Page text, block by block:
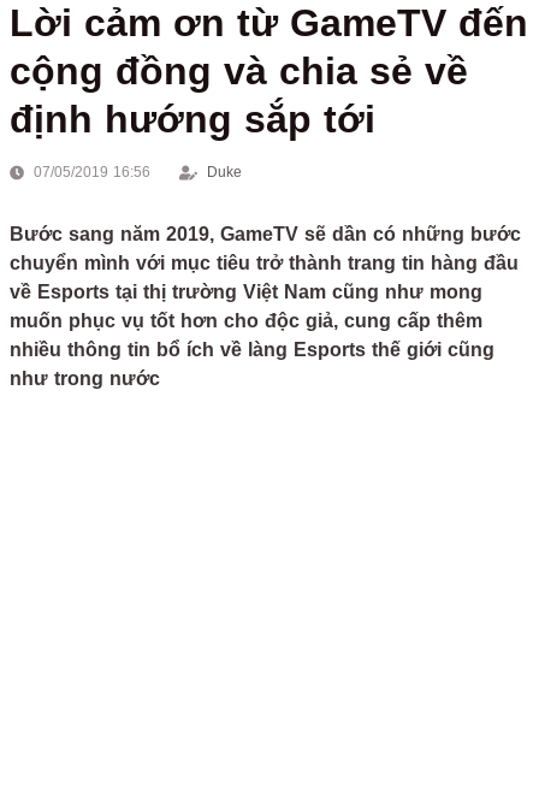
Lời cảm ơn từ GameTV đến
cộng đồng và chia sẻ về
định hướng sắp tới
07/05/2019 16:56 Duke
Bước sang năm 2019, GameTV sẽ dần có những bước
chuyển mình với mục tiêu trở thành trang tin hàng đầu
về Esports tại thị trường Việt Nam cũng như mong
muốn phục vụ tốt hơn cho độc giả, cung cấp thêm
nhiều thông tin bổ ích về làng Esports thế giới cũng
như trong nước